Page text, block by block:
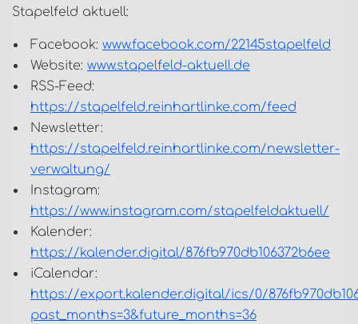
Stapelfeld aktuell:
Facebook: www.facebook.com/22145stapelfeld
Website: www.stapelfeld-aktuell.de
RSS-Feed:
https://stapelfeld.reinhartlinke.com/feed
Newsletter:
https://stapelfeld.reinhartlinke.com/newsletter-
verwaltung/
Instagram:
https://www.instagram.com/stapelfeldaktuell/
Kalender:
https://kalender.digital/876fb970db106372b6ee
iCalendar:
https://export.kalender.digital/ics/0/
past_months=3&future_months=36